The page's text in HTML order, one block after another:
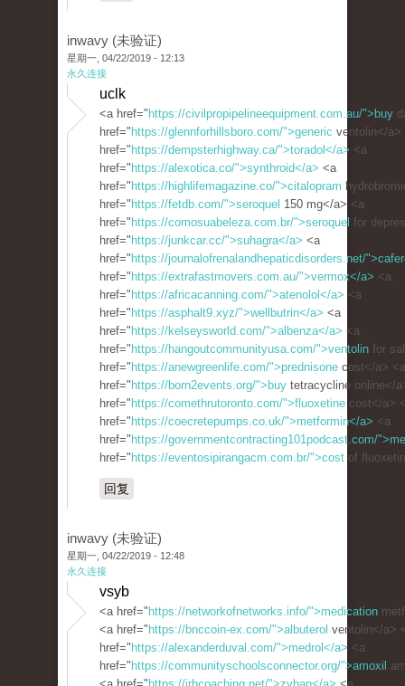
inwavy (未验证)
星期一, 04/22/2019 - 12:13
永久连接
uclk
<a href=" https://civilpropipelineequipment.com.au/">buy
href=" https://glennforhillsboro.com/">generic ventolin</a>
href=" https://dempsterhighway.ca/">toradol</a> <a
href=" https://alexotica.co/">synthroid</a> <a
href=" https://highlifemagazine.co/">citalopram
href=" https://fetdb.com/">seroquel 150 mg</a> <a
href=" https://comosuabeleza.com.br/">seroquel for
href=" https://junkcar.cc/">suhagra</a> <a
href=" https://journalofrenalandhepaticdisorders.net/
href=" https://extrafastmovers.com.au/">vermox</a> <a
href=" https://africacanning.com/">atenolol</a> <a
href=" https://asphalt9.xyz/">wellbutrin</a> <a
href=" https://kelseysworld.com/">albenza</a> <a
href=" https://hangoutcommunityusa.com/">ventolin for
href=" https://anewgreenlife.com/">prednisone cost</a> <a
href=" https://born2events.org/">buy tetracycline online</
href=" https://comethrutoronto.com/">fluoxetine cost</a>
href=" https://coecretepumps.co.uk/">metformin</a> <a
href=" https://governmentcontracting101podcast.com/
href=" https://eventosipirangacm.com.br/">cost of
回复
inwavy (未验证)
星期一, 04/22/2019 - 12:48
永久连接
vsyb
<a href=" https://networkofnetworks.info/">medication
<a href=" https://bnccoin-ex.com/">albuterol ventolin</a>
href=" https://alexanderduval.com/">medrol</a> <a
href=" https://communityschoolsconnector.org/">amoxil